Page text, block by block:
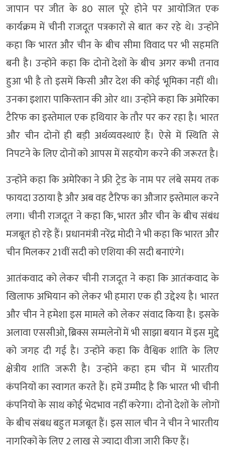
जापान पर जीत के 80 साल पूरे होने पर आयोजित एक
कार्यक्रम में चीनी राजदूत पत्रकारों से बात कर रहे थे। उन्होंने
कहा कि भारत और चीन के बीच सीमा विवाद पर भी सहमति
बनी है। उन्होंने कहा कि दोनों देशों के बीच अगर कभी तनाव
हुआ भी है तो इसमें किसी और देश की कोई भूमिका नहीं थी।
उनका इशारा पाकिस्तान की ओर था। उन्होंने कहा कि अमेरिका
टैरिफ का इस्तेमाल एक हथियार के तौर पर कर रहा है। भारत
और चीन दोनों ही बड़ी अर्थव्यवस्थाएं हैं। ऐसे में स्थिति से
निपटने के लिए दोनों को आपस में सहयोग करने की जरूरत है।
उन्होंने कहा कि अमेरिका ने फ्री ट्रेड के नाम पर लंबे समय तक
फायदा उठाया है और अब वह टैरिफ का औजार इस्तेमाल करने
लगा। चीनी राजदूत ने कहा कि, भारत और चीन के बीच संबंध
मजबूत हो रहे हैं। प्रधानमंत्री नरेंद्र मोदी ने भी कहा कि भारत और
चीन मिलकर 21वीं सदी को एशिया की सदी बनाएंगे।
आतंकवाद को लेकर चीनी राजदूत ने कहा कि आतंकवाद के
खिलाफ अभियान को लेकर भी हमारा एक ही उद्देश्य है। भारत
और चीन ने हमेशा इस मामले को लेकर संवाद किया है। इसके
अलावा एससीओ, ब्रिक्स सम्मलेनों में भी साझा बयान में इस मुद्दे
को जगह दी गई है। उन्होंने कहा कि वैश्विक शांति के लिए
क्षेत्रीय शांति जरूरी है। उन्होंने कहा हम चीन में भारतीय
कंपनियों का स्वागत करते हैं। हमें उम्मीद है कि भारत भी चीनी
कंपनियों के साथ कोई भेदभाव नहीं करेगा। दोनों देशों के लोगों
के बीच संबध बहुत मजबूत हैं। इस साल चीन ने चीन ने भारतीय
नागरिकों के लिए 2 लाख से ज्यादा वीजा जारी किए हैं।